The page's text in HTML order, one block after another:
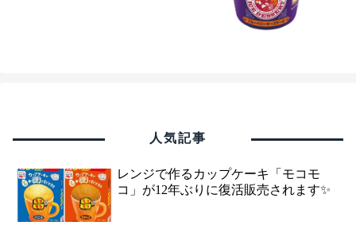
人気記事
レンジで作るカップケーキ「モコモ
コ」が12年ぶりに復活販売されます✨